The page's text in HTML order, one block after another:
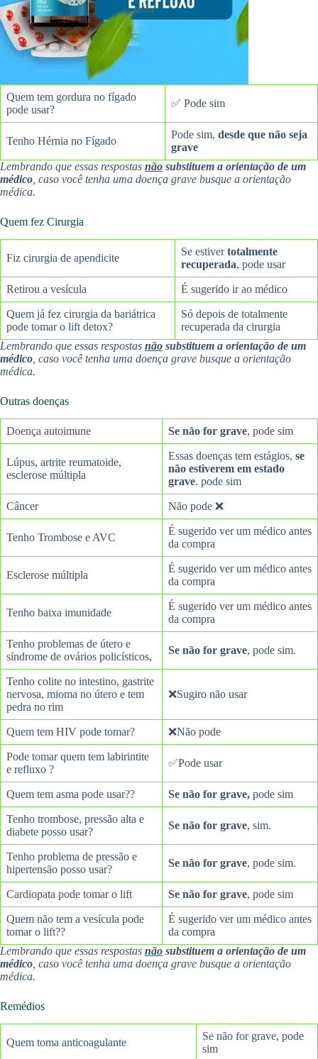
Quem tem gordura no fígado
pode usar?
✅ Pode sim
Tenho Hérnia no Fígado
Pode sim, desde que não seja
grave
Lembrando que essas respostas não substituem a orientação de um
médico , caso você tenha uma doença grave busque a orientação
médica.
Quem fez Cirurgia
Fiz cirurgia de apendicite
Se estivertotalmente
recuperada, pode usar
Retirou a vesícula É sugerido ir ao médico
Quem já fez cirurgia da bariátrica
pode tomar o lift detox?
Só depois de totalmente
recuperada da cirurgia
Lembrando que essas respostas não substituem a orientação de um
médico , caso você tenha uma doença grave busque a orientação
médica.
Outras doenças
Doença autoimune Se não for grave, pode sim
Lúpus, artrite reumatoide,
esclerose múltipla
Essas doenças tem estágios, se
não estiverem em estado
grave. pode sim
Câncer Não pode ❌
Tenho Trombose e AVC
É sugerido ver um médico antes
da compra
Esclerose múltipla
É sugerido ver um médico antes
da compra
Tenho baixa imunidade
É sugerido ver um médico antes
da compra
Tenho problemas de útero e
síndrome de ovários policísticos,
Se não for grave, pode sim.
Tenho colite no intestino, gastrite
nervosa, mioma no útero e tem
pedra no rim
❌Sugiro não usar
Quem tem HIV pode tomar? ❌Não pode
Pode tomar quem tem labirintite
e refluxo ?
✅Pode usar
Quem tem asma pode usar?? Se não for grave, pode sim
Tenho trombose, pressão alta e
diabete posso usar?
Se não for grave, sim.
Tenho problema de pressão e
hipertensão posso usar?
Se não for grave, pode sim.
Cardiopata pode tomar o lift Se não for grave, pode sim
Quem não tem a vesícula pode
tomar o lift??
É sugerido ver um médico antes
da compra
Lembrando que essas respostas não substituem a orientação de um
médico , caso você tenha uma doença grave busque a orientação
médica.
Remédios
Quem toma anticoagulante
Se não for grave, pode
sim